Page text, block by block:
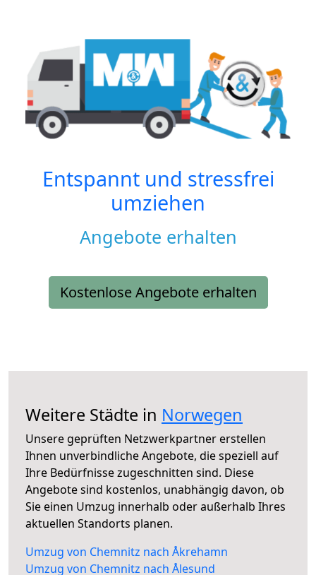
Entspannt und stressfrei
umziehen
Angebote erhalten
Kostenlose Angebote erhalten
Weitere Städte in Norwegen
Unsere geprüften Netzwerkpartner erstellen
Ihnen unverbindliche Angebote, die speziell auf
Ihre Bedürfnisse zugeschnitten sind. Diese
Angebote sind kostenlos, unabhängig davon, ob
Sie einen Umzug innerhalb oder außerhalb Ihres
aktuellen Standorts planen.
Umzug von Chemnitz nach Åkrehamn
Umzug von Chemnitz nach Ålesund